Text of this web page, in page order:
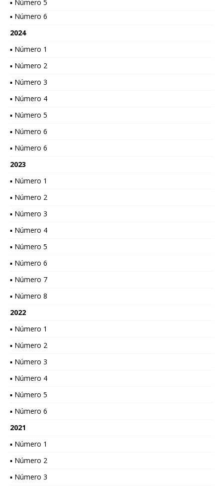
▪ Número 5
▪ Número 6
2024
▪ Número 1
▪ Número 2
▪ Número 3
▪ Número 4
▪ Número 5
▪ Número 6
▪ Número 6
2023
▪ Número 1
▪ Número 2
▪ Número 3
▪ Número 4
▪ Número 5
▪ Número 6
▪ Número 7
▪ Número 8
2022
▪ Número 1
▪ Número 2
▪ Número 3
▪ Número 4
▪ Número 5
▪ Número 6
2021
▪ Número 1
▪ Número 2
▪ Número 3